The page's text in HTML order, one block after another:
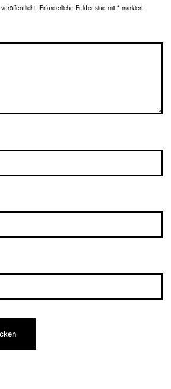
Erforderliche Felder sind mit * markiert